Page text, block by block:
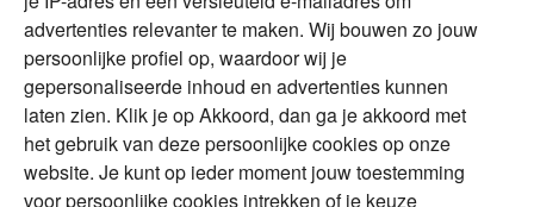
Alles voor en over vermogenden.
Over ABN AMRO Veiligheid
Privacy & Cookies
advertenties relevanter te maken. Wij bouwen zo jouw
persoonlijke profiel op, waardoor wij je
gepersonaliseerde inhoud en advertenties kunnen
laten zien. Klik je op Akkoord, dan ga je akkoord met
het gebruik van deze persoonlijke cookies op onze
website. Je kunt op ieder moment jouw toestemming
voor persoonlijke cookies intrekken of je keuze